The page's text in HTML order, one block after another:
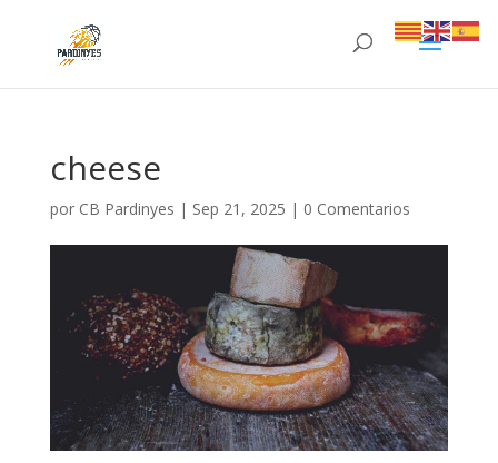
cheese
por CB Pardinyes | Sep 21, 2025 | 0 Comentarios